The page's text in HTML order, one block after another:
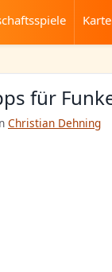
für
Christian Dehning